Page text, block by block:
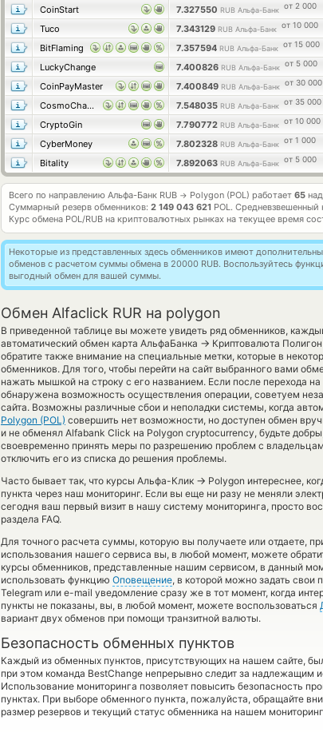
CoinStart 7.327550 RUB Альфа-Банк от 2 000
Tuco 7.343129 RUB Альфа-Банк от 10 000
BitFlaming 7.357594 RUB Альфа-Банк от 15 000
LuckyChange 7.400826 RUB Альфа-Банк от 5 000
CoinPayMaster 7.400849 RUB Альфа-Банк от 30 000
CosmoChanger 7.548035 RUB Альфа-Банк от 35 000
CryptoGin 7.790772 RUB Альфа-Банк от 10 000
CyberMoney 7.802328 RUB Альфа-Банк от 1 000
Bitality 7.892063 RUB Альфа-Банк от 5 000
Всего по направлению Альфа-Банк RUB → Polygon (POL) работает 65
Суммарный резерв обменников: 2 149 043 621 POL. Средневзвешенный
Курс обмена POL/RUB на криптовалютных рынках на текущее время
Некоторые из представленных здесь обменников имеют
обменов с расчетом суммы обмена в 20000 RUB. Воспользуйтесь
выгодный обмен для вашей суммы.
Обмен Alfaclick RUR на polygon
В приведенной таблице вы можете увидеть ряд обменников,
автоматический обмен карта АльфаБанка → Криптовалюта
обратите также внимание на специальные метки, которые в
обменников. Для того, чтобы перейти на сайт выбранного вами
нажать мышкой на строку с его названием. Если после перехода
обнаружена возможность осуществления операции, советуем
сайта. Возможны различные сбои и неполадки системы, когда
Polygon (POL) совершить нет возможности, но доступен обмен
и не обменял Alfabank Click на Polygon cryptocurrency, будьте
своевременно принять меры по разрешению проблем с
отключить его из списка до решения проблемы.
Часто бывает так, что курсы Альфа-Клик → Polygon интереснее,
пункта через наш мониторинг. Если вы еще ни разу не меняли
сегодня ваш первый визит в нашу систему мониторинга, просто
раздела FAQ.
Для точного расчета суммы, которую вы получаете или отдаете,
использования нашего сервиса вы, в любой момент, можете
курсы обменников, представленные нашим сервисом, в данный
использовать функцию Оповещение, в которой можно задать свои
Telegram или e-mail уведомление сразу же в тот момент, когда
пункты не показаны, вы, в любой момент, можете воспользоваться
вариант двух обменов при помощи транзитной валюты.
Безопасность обменных пунктов
Каждый из обменных пунктов, присутствующих на нашем сайте,
при этом команда BestChange непрерывно следит за надлежащим
Использование мониторинга позволяет повысить безопасность
пунктах. При выборе обменного пункта, пожалуйста, обращайте
размер резервов и текущий статус обменника на нашем